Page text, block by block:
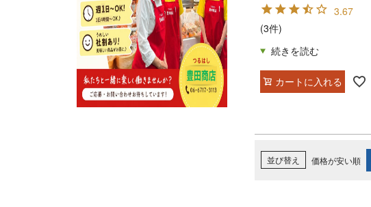
3.67
(3件)
カートに入れる
並び替え 価格が安い順